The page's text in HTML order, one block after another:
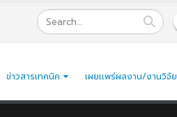
ข่าวสารเทคนิค เผยเเพร่ผลงาน/งานวิจัย